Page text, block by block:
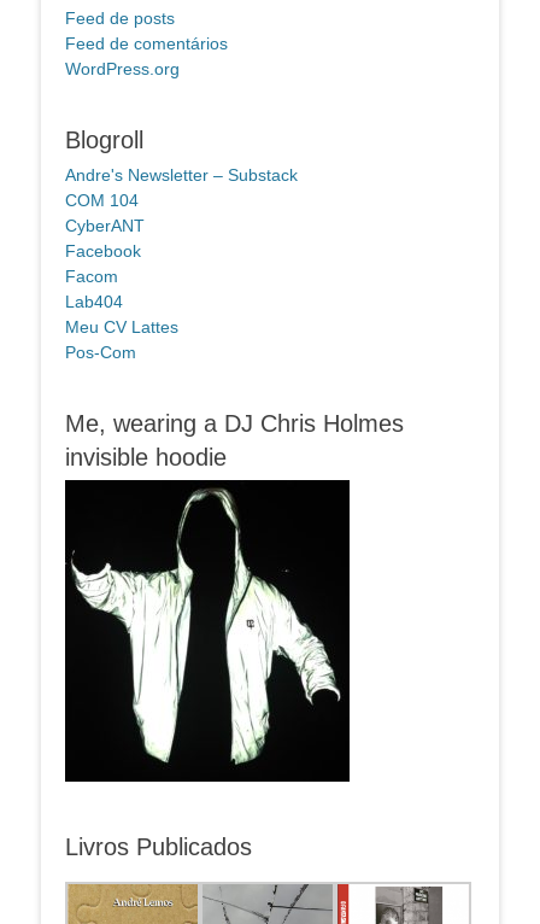
Feed de posts
Feed de comentários
WordPress.org
Blogroll
Andre's Newsletter – Substack
COM 104
CyberANT
Facebook
Facom
Lab404
Meu CV Lattes
Pos-Com
Me, wearing a DJ Chris Holmes
invisible hoodie
Livros Publicados